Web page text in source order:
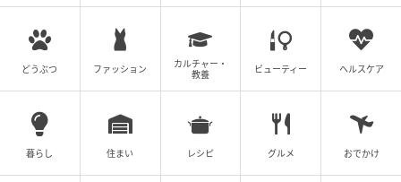
どうぶつ ファッション
カルチャー・
教養
ビューティー ヘルスケア
暮らし 住まい レシピ グルメ おでかけ